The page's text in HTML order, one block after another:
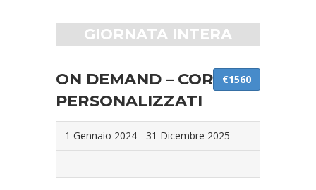
GIORNATA INTERA
ON DEMAND – CORSI
PERSONALIZZATI
1 Gennaio 2024 - 31 Dicembre 2025
€1560